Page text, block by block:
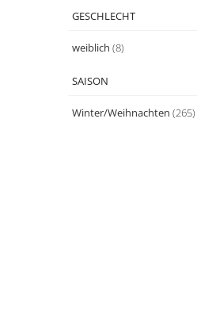
GESCHLECHT
weiblich (8)
SAISON
Winter/Weihnachten (265)